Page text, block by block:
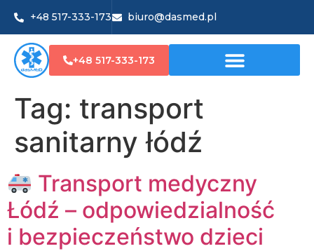
+48 517-333-173 biuro@dasmed.pl
+48 517-333-173
Tag: transport
sanitarny łódź
Transport medyczny
Łódź – odpowiedzialność
i bezpieczeństwo dzieci